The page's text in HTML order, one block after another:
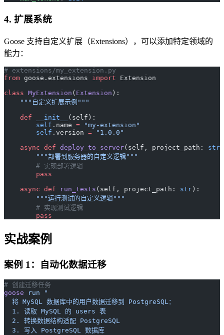
4. 扩展系统
Goose 支持自定义扩展（Extensions），可以添加特定领域的
能力：
# extensions/my_extension.py
from goose.extensions import Extension
class MyExtension ( Extension ):
    """自定义扩展示例"""
    def
__init__
(self):
        self
.name = "my-extension"
        self
.version = "1.0.0"
    async
def deploy_to_server(self, project_path: str
        """部署到服务器的自定义逻辑"""
        # 实现部署逻辑
        pass
    async
def run_tests (self, project_path: str):
        """运行测试的自定义逻辑"""
        # 实现测试逻辑
        pass
实战案例
案例 1：自动化数据迁移
# 创建迁移任务
goose run "
  将 MySQL 数据库中的用户数据迁移到 PostgreSQL：
  1. 读取 MySQL 的 users 表
  2. 转换数据结构适配 PostgreSQL
  3. 写入 PostgreSQL 数据库